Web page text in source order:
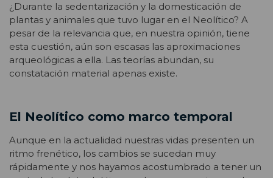
¿Durante la sedentarización y la domesticación de
plantas y animales que tuvo lugar en el Neolítico? A
pesar de la relevancia que, en nuestra opinión, tiene
esta cuestión, aún son escasas las aproximaciones
arqueológicas a ella. Las teorías abundan, su
constatación material apenas existe.
El Neolítico como marco temporal
Aunque en la actualidad nuestras vidas presenten un
ritmo frenético, los cambios se sucedan muy
rápidamente y nos hayamos acostumbrado a tener un